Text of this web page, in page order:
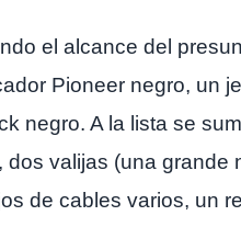
el alcance del
Pioneer negro, un
negro. A la lista se
valijas (una grande
de cables varios, un